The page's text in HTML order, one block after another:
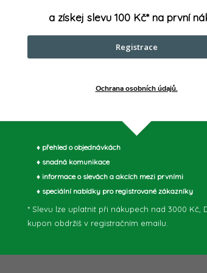
a získej slevu 100 Kč* na první
Registrace
Ochrana osobních údajů.
♦ přehled o objednávkách
♦ snadná komunikace
♦ informace o slevách a akcích mezi prvními
♦ speciální nabídky pro registrované zákazníky
* Slevu lze uplatnit při nákupech nad 3000 Kč,
kupon obdržíš v registračním emailu.